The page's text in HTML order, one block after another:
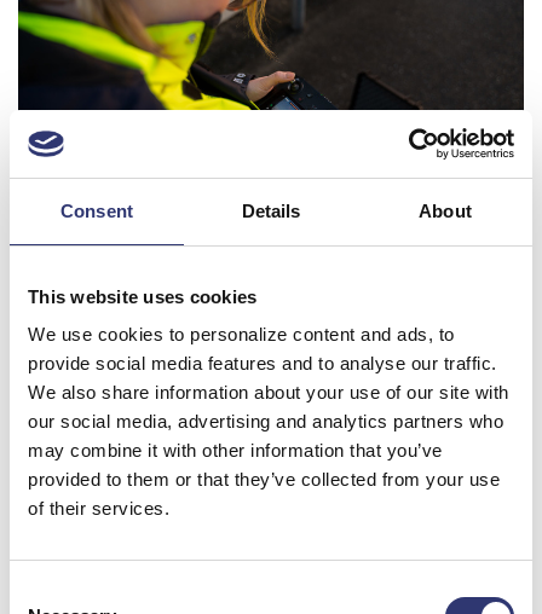
Consent Details About
This website uses cookies
We use cookies to personalize content and ads, to
provide social media features and to analyse our traffic.
We also share information about your use of our site with
our social media, advertising and analytics partners who
may combine it with other information that you’ve
provided to them or that they’ve collected from your use
of their services.
På Hirtshals Havn testes AirPlates droneovervågningssystem
August og Troels står bag virksomheden AirPlate, der holder til